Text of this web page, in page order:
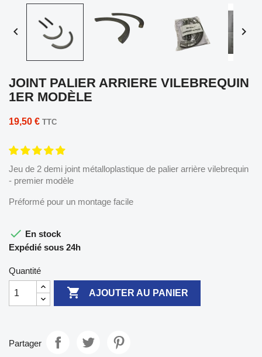
 
JOINT PALIER ARRIERE VILEBREQUIN
1ER MODÈLE
19,50 € TTC
Jeu de 2 demi joint métalloplastique de palier arrière vilebrequin
- premier modèle
Préformé pour un montage facile
 En stock
Expédié sous 24h
Quantité
 AJOUTER AU PANIER
Partager